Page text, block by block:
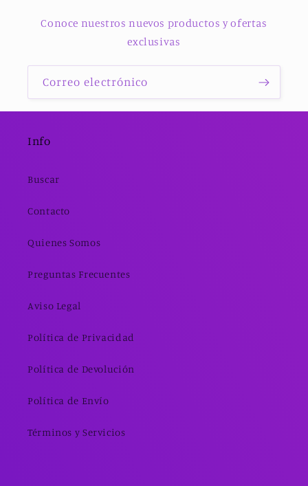
Conoce nuestros nuevos productos y ofertas
exclusivas
Correo electrónico
Info
Buscar
Contacto
Quienes Somos
Preguntas Frecuentes
Aviso Legal
Política de Privacidad
Política de Devolución
Política de Envío
Términos y Servicios